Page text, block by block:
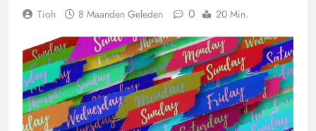
Tioh 8 Maanden Geleden 0 20 Min.